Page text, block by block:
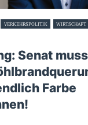
VERKEHRSPOLITIK WIRTSCHAFT
Senat
Farbe